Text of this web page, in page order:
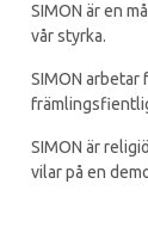
SIMON är en
vår styrka.
SIMON arbetar
SIMON är
vilar på en